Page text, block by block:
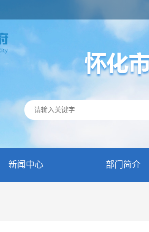
新闻中心 部门简介